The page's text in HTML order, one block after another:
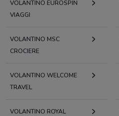
VOLANTINO EUROSPIN
VIAGGI
VOLANTINO MSC
CROCIERE
VOLANTINO WELCOME
TRAVEL
VOLANTINO ROYAL